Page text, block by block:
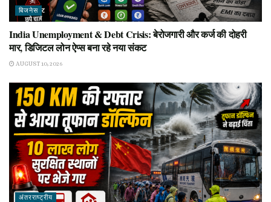
बिजनेस
India Unemployment & Debt Crisis: बेरोजगारी और कर्ज की दोहरी
मार, डिजिटल लोन ऐप्स बना रहे नया संकट
AUGUST 10, 2026
अंतरराष्ट्रीय